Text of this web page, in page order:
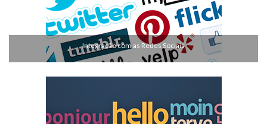
Integração com as Redes Sociais